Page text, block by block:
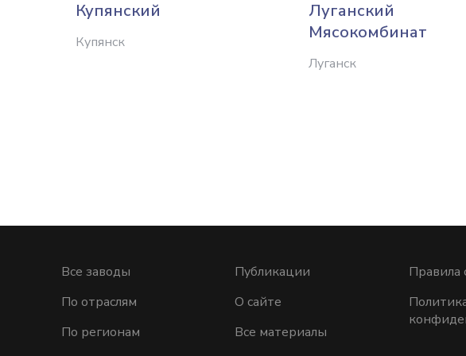
Купянский
Купянск
Луганский
Мясокомбинат
Луганск
Все заводы
По отраслям
По регионам
Публикации
О сайте
Все материалы
Правила